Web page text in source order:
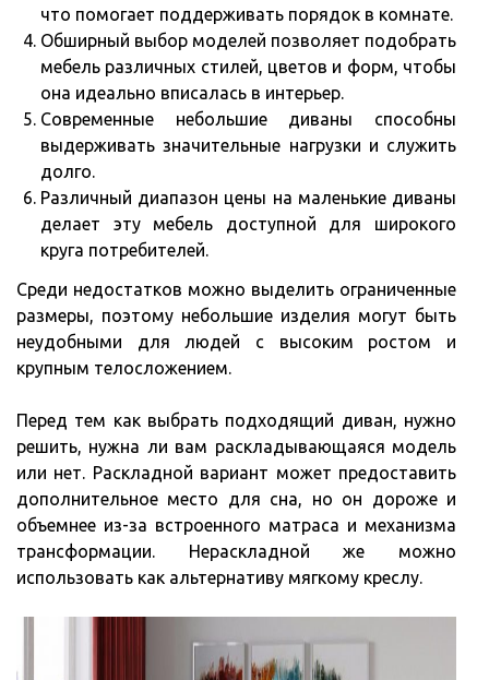
что помогает поддерживать порядок в комнате.
Обширный выбор моделей позволяет подобрать
мебель различных стилей, цветов и форм, чтобы
она идеально вписалась в интерьер.
Современные небольшие диваны способны
выдерживать значительные нагрузки и служить
долго.
Различный диапазон цены на маленькие диваны
делает эту мебель доступной для широкого
круга потребителей.
Среди недостатков можно выделить ограниченные
размеры, поэтому небольшие изделия могут быть
неудобными для людей с высоким ростом и
крупным телосложением.
Перед тем как выбрать подходящий диван, нужно
решить, нужна ли вам раскладывающаяся модель
или нет. Раскладной вариант может предоставить
дополнительное место для сна, но он дороже и
объемнее из-за встроенного матраса и механизма
трансформации. Нераскладной же можно
использовать как альтернативу мягкому креслу.